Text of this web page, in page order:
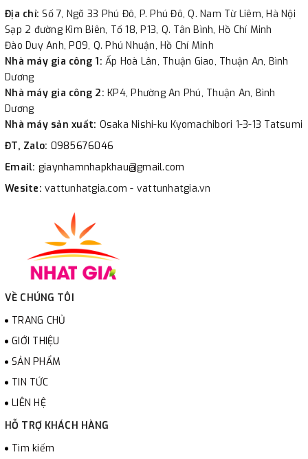
Địa chỉ:Số 7, Ngõ 33 Phú Đô, P. Phú Đô, Q. Nam Từ Liêm, Hà Nội
Sạp 2 đường Kim Biên, Tổ 18, P13, Q. Tân Bình, Hồ Chí Minh
Đào Duy Anh, P09, Q. Phú Nhuận, Hồ Chí Minh
Nhà máy gia công 1: Ấp Hoà Lân, Thuận Giao, Thuận An, Bình
Dương
Nhà máy gia công 2: KP4, Phường An Phú, Thuận An, Bình
Dương
Nhà máy sản xuất: Osaka Nishi-ku Kyomachibori 1-3-13 Tatsumi
ĐT, Zalo: 0985676046
Email: giaynhamnhapkhau@gmail.com
Wesite: vattunhatgia.com - vattunhatgia.vn
VỀ CHÚNG TÔI
TRANG CHỦ
GIỚI THIỆU
SẢN PHẨM
TIN TỨC
LIÊN HỆ
HỖ TRỢ KHÁCH HÀNG
Tìm kiếm